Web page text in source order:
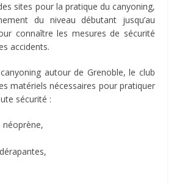
sites pour la pratique du canyoning,
du niveau débutant jusqu’au
connaître les mesures de sécurité
accidents.
autour de Grenoble, le club
matériels nécessaires pour pratiquer
sécurité :